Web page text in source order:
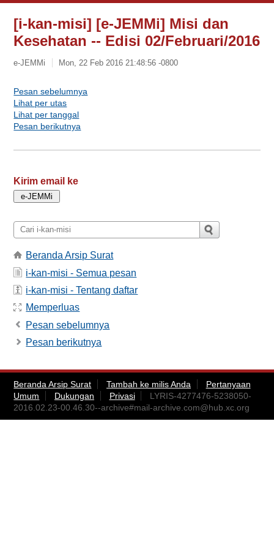
[i-kan-misi] [e-JEMMi] Misi dan
Kesehatan -- Edisi 02/Februari/2016
e-JEMMi Mon, 22 Feb 2016 21:48:56 -0800
Pesan sebelumnya
Lihat per utas
Lihat per tanggal
Pesan berikutnya
Kirim email ke
Beranda Arsip Surat
i-kan-misi - Semua pesan
i-kan-misi - Tentang daftar
Memperluas
Pesan sebelumnya
Pesan berikutnya
Beranda Arsip Surat Tambah ke milis Anda
Pertanyaan
Umum
Dukungan Privasi
LYRIS-4277476-5238050-
2016.02.23-00.46.30--archive#mail-archive.com@hub.xc.org